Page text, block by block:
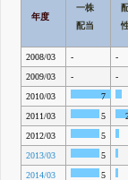
年度
一株
配当
2008/03 - -
2009/03
- -
2010/03
7
2011/03
5
2012/03
5
2013/03
5
2014/03
5